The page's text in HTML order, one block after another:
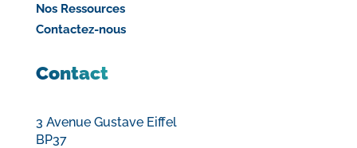
Nos Ressources
Contactez-nous
Contact
3 Avenue Gustave Eiffel
BP37